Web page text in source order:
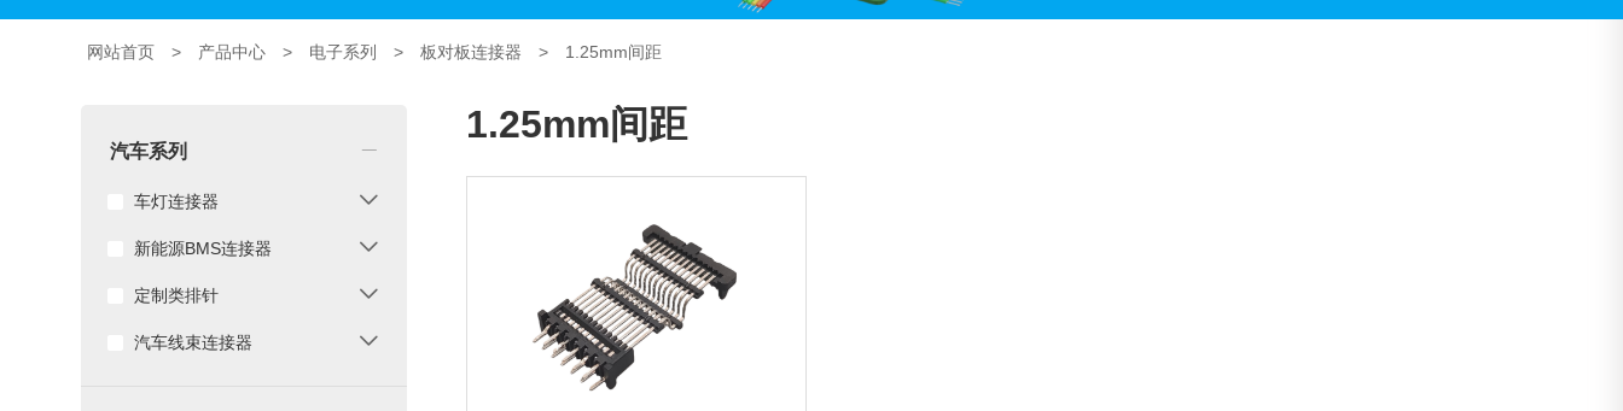
网站首页 > 产品中心 > 电子系列 > 板对板连接器 > 1.25mm间距
汽车系列
车灯连接器
新能源BMS连接器
定制类排针
汽车线束连接器
1.25mm间距